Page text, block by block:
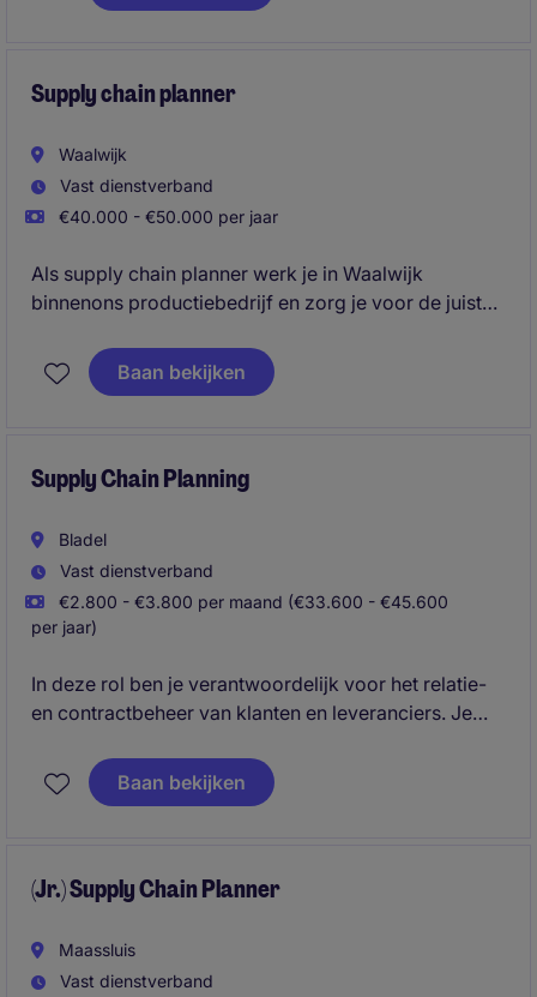
Supply chain planner
Waalwijk
Vast dienstverband
€40.000 - €50.000 per jaar
Als supply chain planner werk je in Waalwijk
binnenons productiebedrijf en zorg je voor de juiste
zodat het productiproces zo efficiënt mogelijk
verloopt. Je speelt een sleutelrol en hebt veel contact
Baan bekijken
Supply Chain Planning
Bladel
Vast dienstverband
€2.800 - €3.800 per maand (€33.600 - €45.600
per jaar)
In deze rol ben je verantwoordelijk voor het relatie-
en contractbeheer van klanten en leveranciers. Je
optimaliseren van de Supply Chain-planning.
Daarnaast onderhoud je dagelijks contact met
Logistiek, Trade, Finance en Quality Assurance. Je
Baan bekijken
(Jr.) Supply Chain Planner
Maassluis
Vast dienstverband